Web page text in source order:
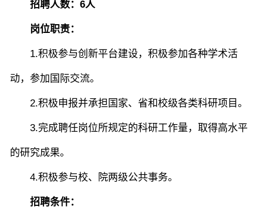
科研概况
学生活动 创业就业
招聘人数： 6人
岗位职责：
1.积极参与创新平台建设，积极参加各种学术活
动，参加国际交流。
2.积极申报并承担国家、省和校级各类科研项目。
3.完成聘任岗位所规定的科研工作量，取得高水平
的研究成果。
4.积极参与校、院两级公共事务。
招聘条件：